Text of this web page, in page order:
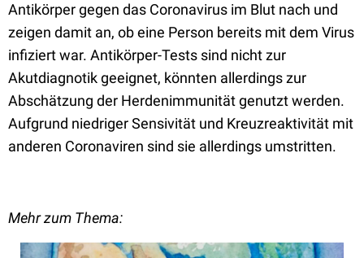
Antikörper gegen das Coronavirus im Blut nach und
zeigen damit an, ob eine Person bereits mit dem Virus
infiziert war. Antikörper-Tests sind nicht zur
Akutdiagnotik geeignet, könnten allerdings zur
Abschätzung der Herdenimmunität genutzt werden.
Aufgrund niedriger Sensivität und Kreuzreaktivität mit
anderen Coronaviren sind sie allerdings umstritten.
Mehr zum Thema: